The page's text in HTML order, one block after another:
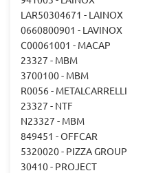
LAR50304671 - LAINOX
0660800901 - LAVINOX
C00061001 - MACAP
23327 - MBM
3700100 - MBM
R0056 - METALCARRELLI
23327 - NTF
N23327 - MBM
849451 - OFFCAR
5320020 - PIZZA GROUP
30410 - PROJECT